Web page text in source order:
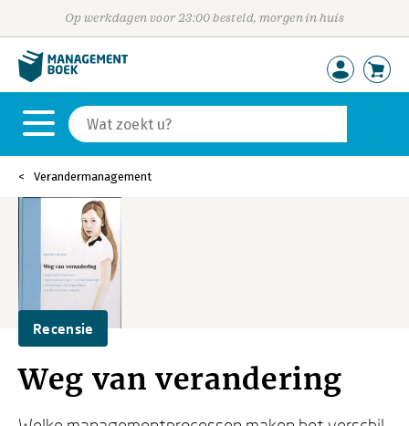
Op werkdagen voor 23:00 besteld, morgen in huis
Verandermanagement
Recensie
Weg van verandering